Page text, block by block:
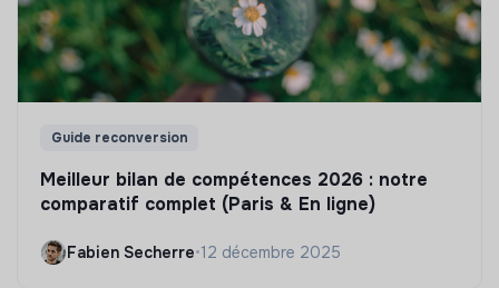
Guide reconversion
Meilleur bilan de compétences 2026 : notre
comparatif complet (Paris & En ligne)
Fabien Secherre•12 décembre 2025